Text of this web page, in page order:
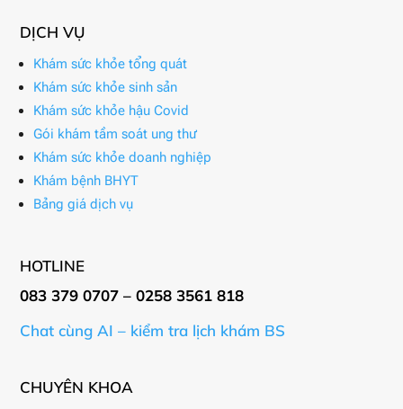
DỊCH VỤ
Khám sức khỏe tổng quát
Khám sức khỏe sinh sản
Khám sức khỏe hậu Covid
Gói khám tầm soát ung thư
Khám sức khỏe doanh nghiệp
Khám bệnh BHYT
Bảng giá dịch vụ
HOTLINE
083 379 0707 – 0258 3561 818
Chat cùng AI – kiểm tra lịch khám BS
CHUYÊN KHOA